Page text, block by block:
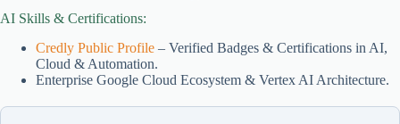
AI Skills & Certifications:
Credly Public Profile – Verified Badges & Certifications in AI,
Cloud & Automation.
Enterprise Google Cloud Ecosystem & Vertex AI Architecture.